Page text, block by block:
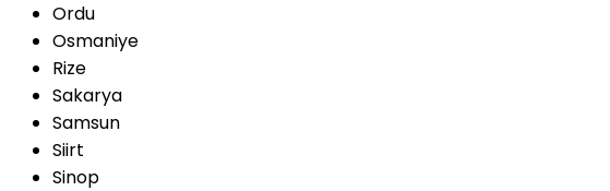
Ordu
Osmaniye
Rize
Sakarya
Samsun
Siirt
Sinop